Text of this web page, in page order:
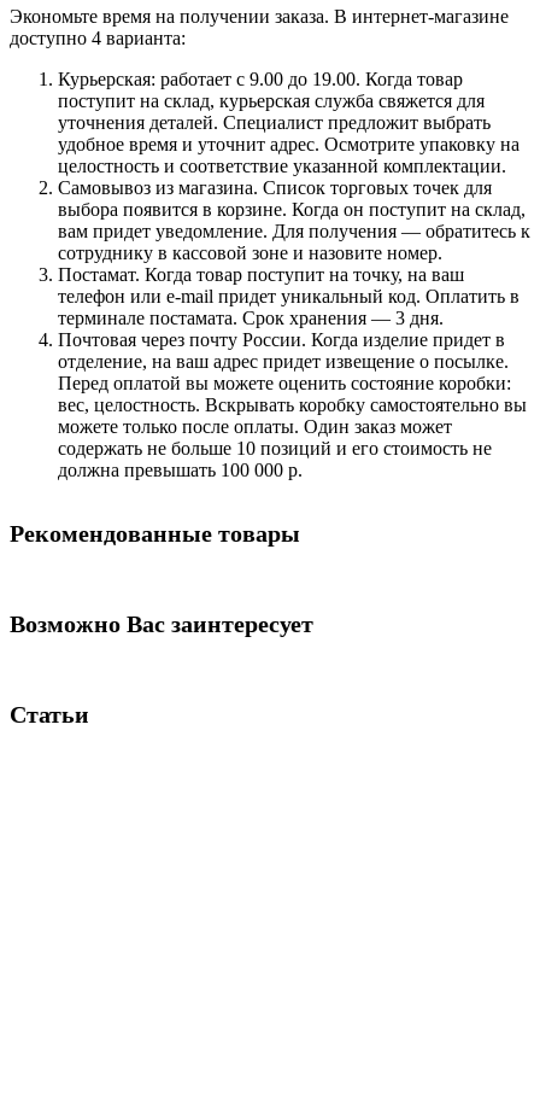
Экономьте время на получении заказа. В интернет-магазине
доступно 4 варианта:
Курьерская: работает с 9.00 до 19.00. Когда товар
поступит на склад, курьерская служба свяжется для
уточнения деталей. Специалист предложит выбрать
удобное время и уточнит адрес. Осмотрите упаковку на
целостность и соответствие указанной комплектации.
Самовывоз из магазина. Список торговых точек для
выбора появится в корзине. Когда он поступит на склад,
вам придет уведомление. Для получения — обратитесь к
сотруднику в кассовой зоне и назовите номер.
Постамат. Когда товар поступит на точку, на ваш
телефон или e-mail придет уникальный код. Оплатить в
терминале постамата. Срок хранения — 3 дня.
Почтовая через почту России. Когда изделие придет в
отделение, на ваш адрес придет извещение о посылке.
Перед оплатой вы можете оценить состояние коробки:
вес, целостность. Вскрывать коробку самостоятельно вы
можете только после оплаты. Один заказ может
содержать не больше 10 позиций и его стоимость не
должна превышать 100 000 р.
Рекомендованные товары
Возможно Вас заинтересует
Статьи